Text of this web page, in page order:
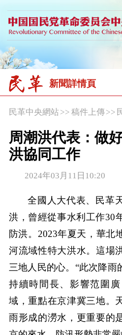
新聞詳情頁
民革中央網站>> 稿件上傳>>
周潮洪代表：做
洪協同工作
2024年03月11日10:20
全國人大代表、民革
洪，曾經從事水利工作30
防洪。2023年夏天，華北
河流域性特大洪水。這場
三地人民的心。“此次降雨
持續時間長、影響范圍
域，重點在京津冀三地。
雨形成的澇水，更重要的